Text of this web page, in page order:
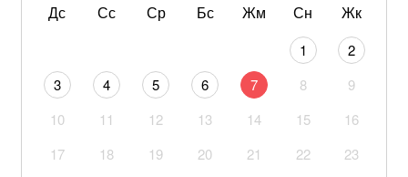
Дс
Сс Ср Бс Жм Сн Жк
1
2
3
4 5 6 7 8
9
10
11 12 13 14 15
16
17
18 19 20 21 22
23